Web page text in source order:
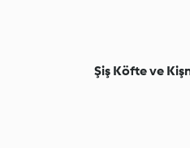
Şiş Köfte ve